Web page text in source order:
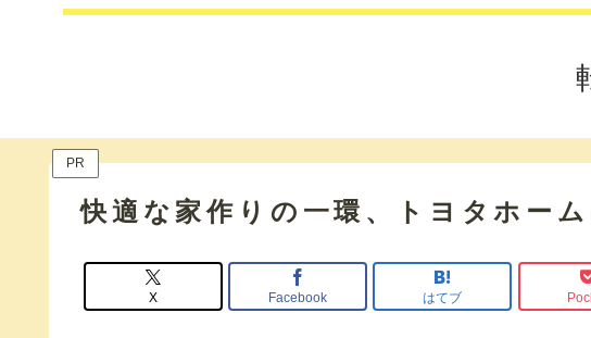
PR
快適な家作りの一環、トヨタホー
X Facebook はてブ